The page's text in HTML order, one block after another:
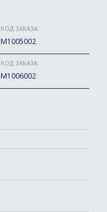
КОД ЗАКАЗА:
M1005002
КОД ЗАКАЗА:
M1006002